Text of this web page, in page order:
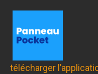
télécharger